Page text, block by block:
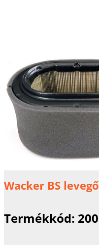
Wacker BS
Termékkód: